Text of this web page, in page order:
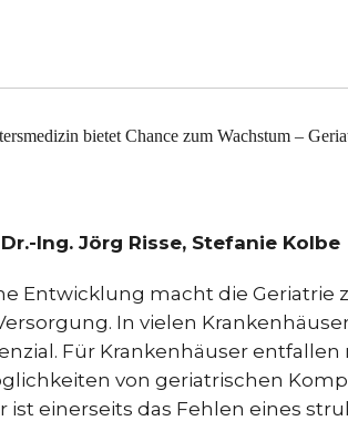
bietet Chance zum Wachstum –
Ing. Jörg Risse, Stefanie Kolbe
Entwicklung macht die Geriatrie
In vielen
Für Krankenhäuser
von geriatrischen
ist einerseits das Fehlen eines